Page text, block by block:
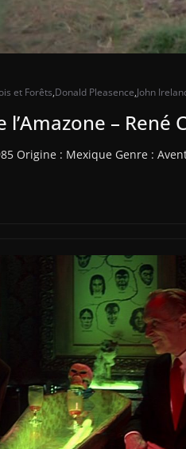
et Forêts,Donald Pleasence,John
– René
Origine : Mexique Genre :